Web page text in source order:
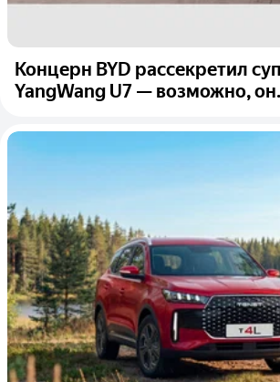
Концерн BYD рассекретил
YangWang U7 — возможно,